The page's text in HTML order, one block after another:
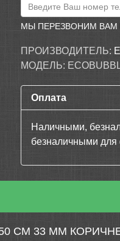
МЫ ПЕРЕЗВОНИМ ВАМ
ПРОИЗВОДИТЕЛЬ:
МОДЕЛЬ:
Оплата
Наличными,
безналичными для
50 СМ 33 ММ